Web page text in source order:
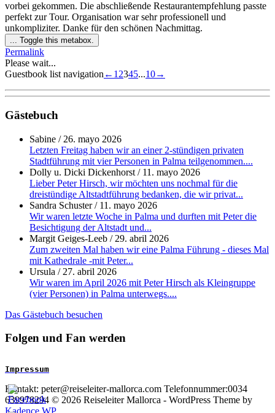
vorbei gekommen. Die abschließende Restaurantempfehlung passte
perfekt zur Tour. Organisation war sehr professionell und
unkompliziter. Danke für den schönen Nachmittag.
... Toggle this metabox.
Permalink
Please wait...
Guestbook list navigation ← 1 2345...10→
Gästebuch
Sabine / 26. mayo 2026
Letzten Freitag haben wir an einer 2-stündigen privaten
Stadtführung mit vier Personen in Palma teilgenommen....
Dolly u. Dicki Dickenhorst / 11. mayo 2026
Lieber Peter Hirsch, wir möchten uns nochmal für die
dreistündige Altstadtführung bedanken, die wir privat...
Sandra Schuster/ 11. mayo 2026
Wir waren letzte Woche in Palma und durften mit Peter die
Besichtigung der Altstadt und...
Margit Geiges-Leeb / 29. abril 2026
Zum zweiten Mal haben wir eine Palma Führung - dieses Mal
mit Kathedrale -mit Peter...
Ursula / 27. abril 2026
Wir waren im April 2026 mit Peter Hirsch als Kleingruppe
(vier Personen) in Palma unterwegs....
Das Gästebuch besuchen
Folgen und Fan werden
Impressum
Kontakt: peter@reiseleiter-mallorca.com Telefonnummer:0034
639978294 © 2026 Reiseleiter Mallorca - WordPress Theme by